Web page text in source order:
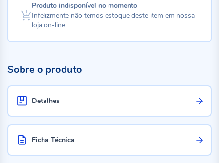
Produto indisponível no momento
Infelizmente não temos estoque deste item em nossa
loja on-line
Sobre o produto
Detalhes
Ficha Técnica